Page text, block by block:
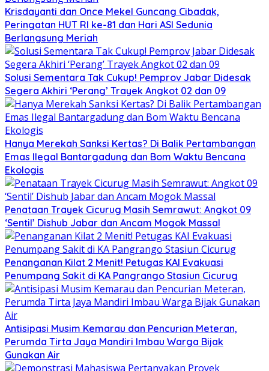
Krisdayanti dan Once Mekel Guncang Cibadak,
Peringatan HUT RI ke-81 dan Hari ASI Sedunia
Berlangsung Meriah
Solusi Sementara Tak Cukup! Pemprov Jabar Didesak
Segera Akhiri ‘Perang’ Trayek Angkot 02 dan 09
Hanya Merekah Sanksi Kertas? Di Balik Pertambangan
Emas Ilegal Bantargadung dan Bom Waktu Bencana
Ekologis
Penataan Trayek Cicurug Masih Semrawut: Angkot 09
‘Sentil’ Dishub Jabar dan Ancam Mogok Massal
Penanganan Kilat 2 Menit! Petugas KAI Evakuasi
Penumpang Sakit di KA Pangrango Stasiun Cicurug
Antisipasi Musim Kemarau dan Pencurian Meteran,
Perumda Tirta Jaya Mandiri Imbau Warga Bijak
Gunakan Air